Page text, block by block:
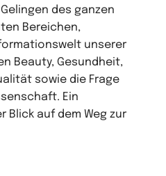
des ganzen
Bereichen,
unserer
Beauty, Gesundheit,
sowie die Frage
Ein
auf dem Weg zur